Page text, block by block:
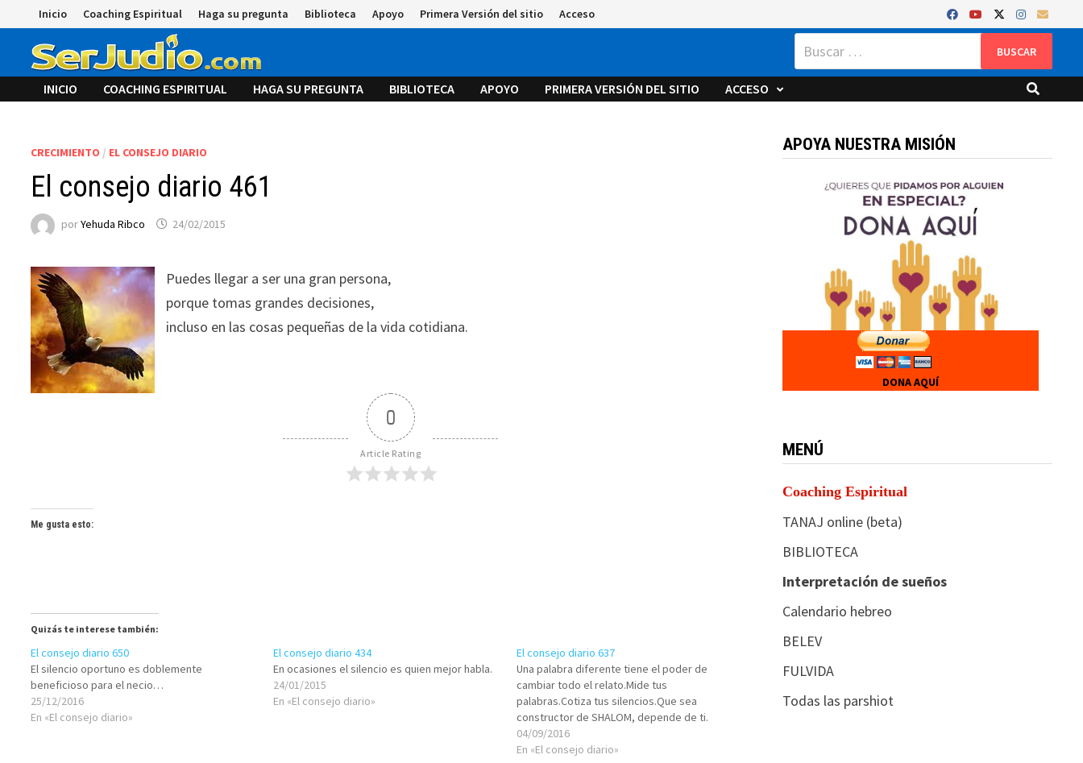
al
contenido
Inicio Coaching Espiritual Haga su pregunta Biblioteca Apoyo Primera Versión del sitio Acceso
Buscar:
INICIO COACHING ESPIRITUAL HAGA SU PREGUNTA BIBLIOTECA APOYO PRIMERA VERSIÓN DEL SITIO ACCESO
CRECIMIENTO / EL CONSEJO DIARIO
El consejo diario 461
porYehuda Ribco 24/02/2015
Puedes llegar a ser una gran persona,
porque tomas grandes decisiones,
incluso en las cosas pequeñas de la vida cotidiana.
0
Article Rating
Me gusta esto:
Quizás te interese también:
El consejo diario 650
El silencio oportuno es doblemente
beneficioso para el necio…
25/12/2016
En «El consejo diario»
El consejo diario 434
En ocasiones el silencio es quien mejor habla.
24/01/2015
En «El consejo diario»
El consejo diario 637
Una palabra diferente tiene el poder de
cambiar todo el relato.Mide tus
palabras.Cotiza tus silencios.Que sea
constructor de SHALOM, depende de ti.
04/09/2016
En «El consejo diario»
APOYA NUESTRA MISIÓN
DONA AQUÍ
MENÚ
Coaching Espiritual
TANAJ online (beta)
BIBLIOTECA
Interpretación de sueños
Calendario hebreo
BELEV
FULVIDA
Todas las parshiot